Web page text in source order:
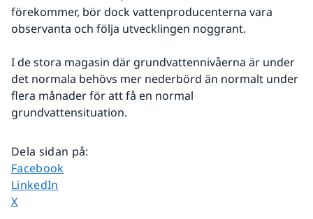
förekommer, bör dock vattenproducenterna vara
observanta och följa utvecklingen noggrant.
I de stora magasin där grundvattennivåerna är under
det normala behövs mer nederbörd än normalt under
flera månader för att få en normal
grundvattensituation.
Dela sidan på:
Dela sidan på
Facebook
Dela sidan på
LinkedIn
Dela sidan på
X